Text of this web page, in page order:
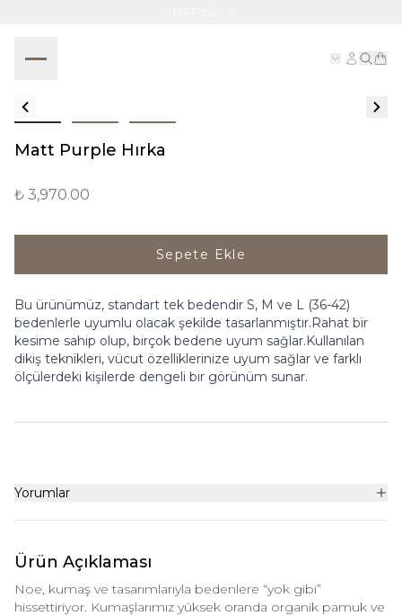
Matt Purple Hırka
₺ 3,970.00
Sepete Ekle
Bu ürünümüz, standart tek bedendir S, M ve L (36-42)
bedenlerle uyumlu olacak şekilde tasarlanmıştır.Rahat bir
kesime sahip olup, birçok bedene uyum sağlar.Kullanılan
dikiş teknikleri, vücut özelliklerinize uyum sağlar ve farklı
ölçülerdeki kişilerde dengeli bir görünüm sunar.
Yorumlar
Ürün Açıklaması
Noe, kumaş ve tasarımlarıyla bedenlere “yok gibi”
hissettiriyor. Kumaşlarımız yüksek oranda organik pamuk ve